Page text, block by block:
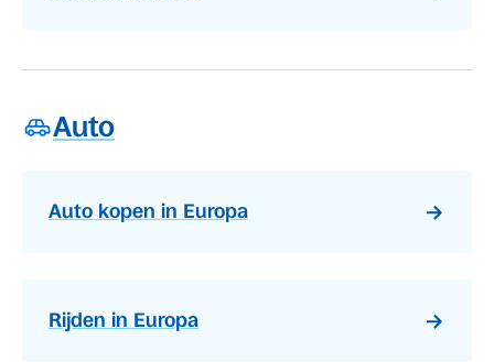
Auto
Auto kopen in Europa
Rijden in Europa